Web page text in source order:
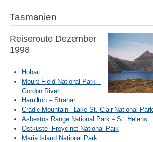
Tasmanien
Reiseroute Dezember
1998
Hobart
Mount Field National Park –
Gordon River
Hamilton – Strahan
Cradle Mountain –Lake St. Clair National Park
Asbestos Range National Park – St. Helens
Ostküste- Freycinet National Park
Maria Island National Park